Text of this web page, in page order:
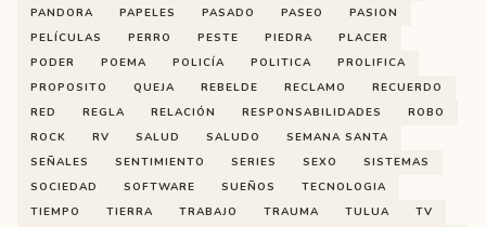
PANDORA
PAPELES PASADO PASEO
PASION
PELÍCULAS
PERRO PESTE PIEDRA
PLACER
PODER
POEMA POLICÍA POLITICA
PROLIFICA
PROPOSITO
QUEJA REBELDE RECLAMO
RECUERDO
RED
REGLA RELACIÓN RESPONSABILIDADES
ROBO
ROCK
RV SALUD SALUDO
SEMANA SANTA
SEÑALES
SENTIMIENTO SERIES SEXO
SISTEMAS
SOCIEDAD
SOFTWARE SUEÑOS
TECNOLOGIA
TIEMPO
TIERRA TRABAJO TRAUMA TULUA
TV